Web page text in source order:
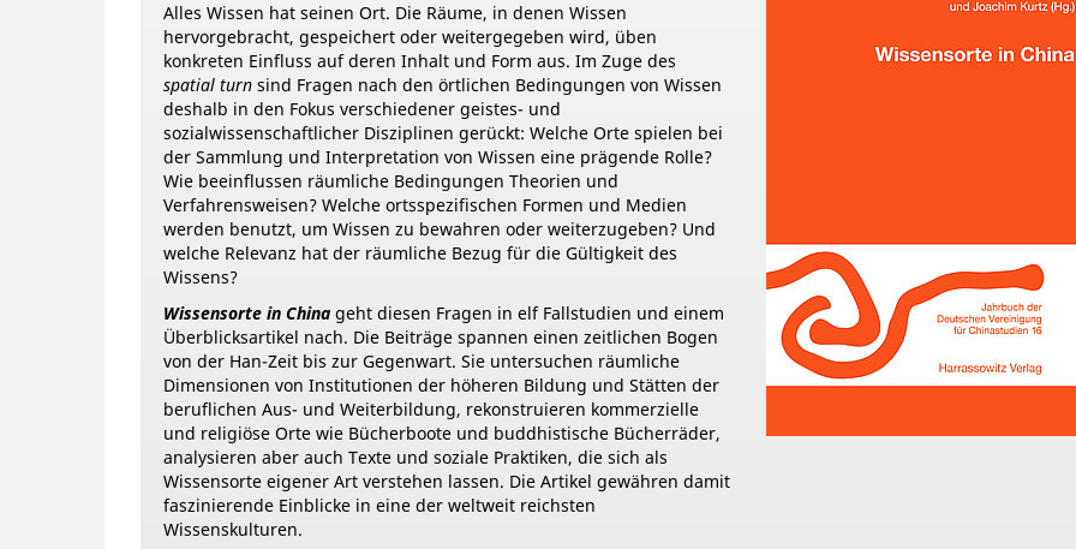
Alles Wissen hat seinen Ort. Die Räume, in denen Wissen
hervorgebracht, gespeichert oder weitergegeben wird, üben
konkreten Einfluss auf deren Inhalt und Form aus. Im Zuge des
spatial turn sind Fragen nach den örtlichen Bedingungen von Wissen
deshalb in den Fokus verschiedener geistes- und
sozialwissenschaftlicher Disziplinen gerückt: Welche Orte spielen bei
der Sammlung und Interpretation von Wissen eine prägende Rolle?
Wie beeinflussen räumliche Bedingungen Theorien und
Verfahrensweisen? Welche ortsspezifischen Formen und Medien
werden benutzt, um Wissen zu bewahren oder weiterzugeben? Und
welche Relevanz hat der räumliche Bezug für die Gültigkeit des
Wissens?
Wissensorte in China geht diesen Fragen in elf Fallstudien und einem
Überblicksartikel nach. Die Beiträge spannen einen zeitlichen Bogen
von der Han-Zeit bis zur Gegenwart. Sie untersuchen räumliche
Dimensionen von Institutionen der höheren Bildung und Stätten der
beruflichen Aus- und Weiterbildung, rekonstruieren kommerzielle
und religiöse Orte wie Bücherboote und buddhistische Bücherräder,
analysieren aber auch Texte und soziale Praktiken, die sich als
Wissensorte eigener Art verstehen lassen. Die Artikel gewähren damit
faszinierende Einblicke in eine der weltweit reichsten
Wissenskulturen.